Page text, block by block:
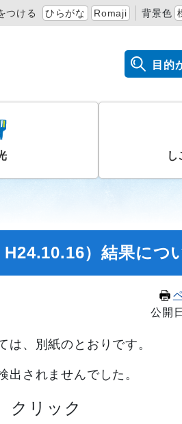
つける ひらがな Romaji 背景色
目的
し
）結果につ
公開
は、別紙のとおりです。
されませんでした。
クリック